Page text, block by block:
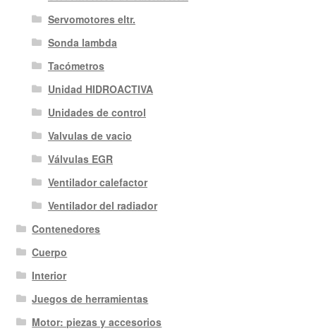
Servomotores eltr.
Sonda lambda
Tacómetros
Unidad HIDROACTIVA
Unidades de control
Valvulas de vacio
Válvulas EGR
Ventilador calefactor
Ventilador del radiador
Contenedores
Cuerpo
Interior
Juegos de herramientas
Motor: piezas y accesorios